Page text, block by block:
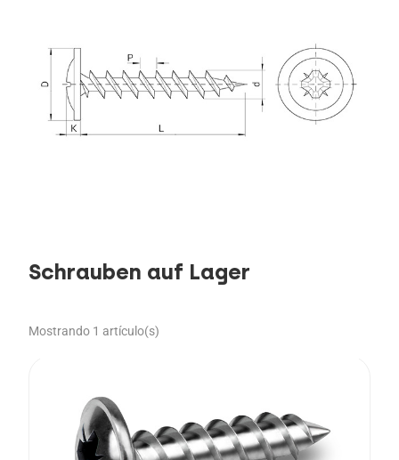
Schrauben auf Lager
Mostrando 1 artículo(s)